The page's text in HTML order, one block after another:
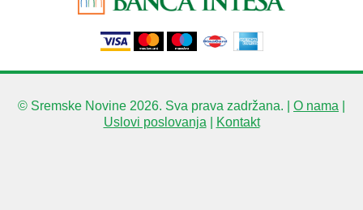
© Sremske Novine 2026. Sva prava zadržana. | O nama
Uslovi poslovanja
Kontakt